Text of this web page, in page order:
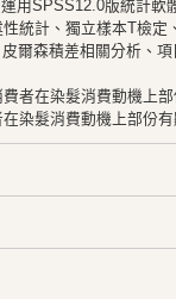
用SPSS12.0版統計軟
統計、獨立樣本T檢定
爾森積差相關分析、項
者在染髮消費動機上部
染髮消費動機上部份有